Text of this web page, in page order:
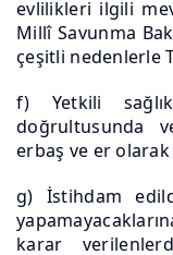
evlilikleri ilgili
Millî Savunma
çeşitli nedenlerle
f) Yetkili
doğrultusunda
erbaş ve er
g) İstihdam
karar